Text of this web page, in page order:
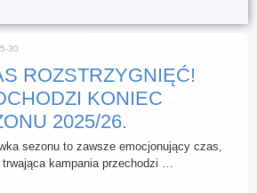
ROZSTRZYGNIĘĆ!
KONIEC
2025/26.
30
sezonu to zawsze emocjonujący czas,
trwająca kampania przechodzi …